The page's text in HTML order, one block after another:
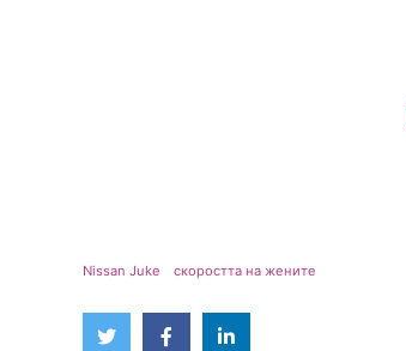
Nissan Juke скоростта на жените
Twitter FacebookLinked